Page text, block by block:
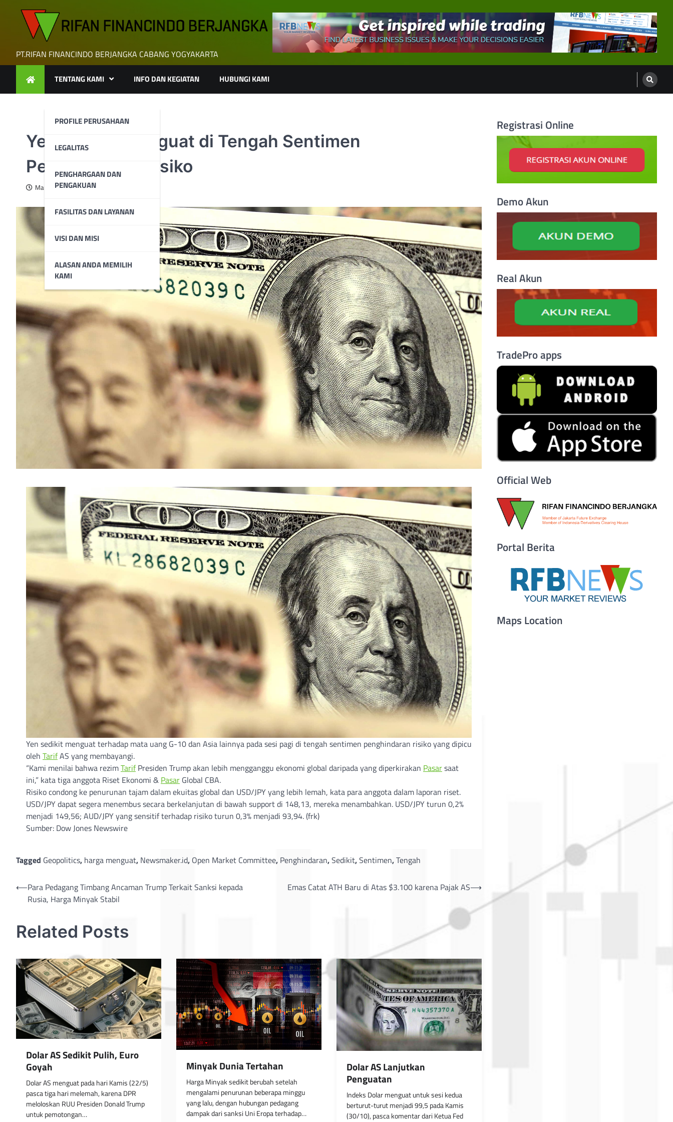
PT.RIFAN FINANCINDO BERJANGKA CABANG YOGYAKARTA
TENTANG KAMI
PROFILE PERUSAHAAN
LEGALITAS
PENGHARGAAN DAN
PENGAKUAN
FASILITAS DAN LAYANAN
VISI DAN MISI
ALASAN ANDA MEMILIH
KAMI
INFO DAN KEGIATAN HUBUNGI KAMI
Yen Sedikit Menguat di Tengah Sentimen
Penghindaran Risiko
March 31, 2025
Yen sedikit menguat terhadap mata uang G-10 dan Asia lainnya pada sesi pagi di tengah sentimen penghindaran risiko yang dipicu
oleh TarifAS yang membayangi.
“Kami menilai bahwa rezimTarifPresiden Trump akan lebih mengganggu ekonomi global daripada yang diperkirakan Pasarsaat
ini,” kata tiga anggota Riset Ekonomi & Pasar Global CBA.
Risiko condong ke penurunan tajam dalam ekuitas global dan USD/JPY yang lebih lemah, kata para anggota dalam laporan riset.
USD/JPY dapat segera menembus secara berkelanjutan di bawah support di 148,13, mereka menambahkan. USD/JPY turun 0,2%
menjadi 149,56; AUD/JPY yang sensitif terhadap risiko turun 0,3% menjadi 93,94. (frk)
Sumber: Dow Jones Newswire
Tagged Geopolitics, harga menguat, Newsmaker.id, Open Market Committee, Penghindaran,Sedikit,Sentimen,Tengah
Post
navigation
⟵Para Pedagang Timbang Ancaman Trump Terkait Sanksi kepada
Rusia, Harga Minyak Stabil
Emas Catat ATH Baru di Atas $3.100 karena Pajak AS⟶
Related Posts
Dolar AS Sedikit Pulih, Euro
Goyah
Dolar AS menguat pada hari Kamis (22/5)
pasca tiga hari melemah, karena DPR
meloloskan RUU Presiden Donald Trump
untuk pemotongan…
Minyak Dunia Tertahan
Harga Minyak sedikit berubah setelah
mengalami penurunan beberapa minggu
yang lalu, dengan hubungan pedagang
dampak dari sanksi Uni Eropa terhadap…
Dolar AS Lanjutkan
Penguatan
Indeks Dolar menguat untuk sesi kedua
berturut-turut menjadi 99,5 pada Kamis
(30/10), pasca komentar dari Ketua Fed
Registrasi Online
Demo Akun
Real Akun
TradePro apps
Official Web
Portal Berita
Maps Location